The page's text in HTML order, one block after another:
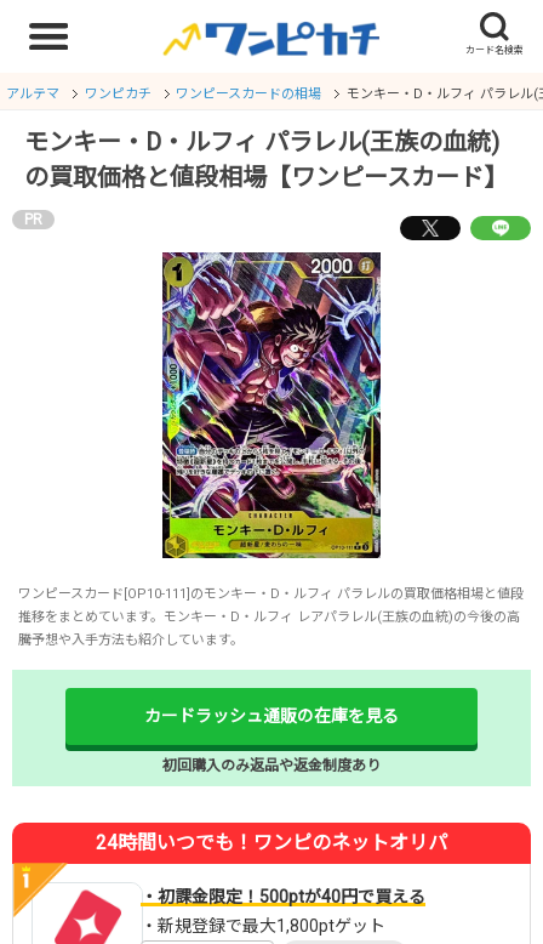
アルテマ ワンピカチ ワンピースカードの相場 モンキー・D・ルフィ パラレル
モンキー・D・ルフィ パラレル(王族の血統)
の買取価格と値段相場【ワンピースカード】
PR
ワンピースカード[OP10-111]のモンキー・D・ルフィ パラレルの買取価格相場と値段
推移をまとめています。モンキー・D・ルフィ レアパラレル(王族の血統)の今後の高
騰予想や入手方法も紹介しています。
カードラッシュ通販の在庫を見る
初回購入のみ返品や返金制度あり
24時間いつでも！ワンピのネットオリパ
・初課金限定！500ptが40円で買える
・新規登録で最大1,800ptゲット